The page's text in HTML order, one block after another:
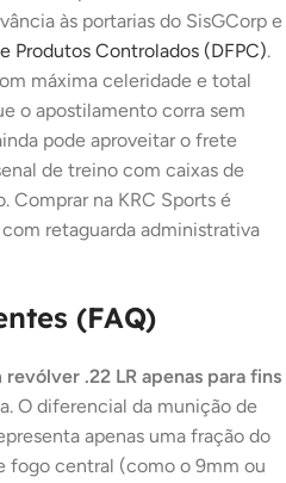
às portarias do SisGCorp e
Produtos Controlados (DFPC).
máxima celeridade e total
o apostilamento corra sem
pode aproveitar o frete
de treino com caixas de
Comprar na KRC Sports é
retaguarda administrativa
(FAQ)
.22 LR apenas para fins
O diferencial da munição de
apenas uma fração do
fogo central (como o 9mm ou